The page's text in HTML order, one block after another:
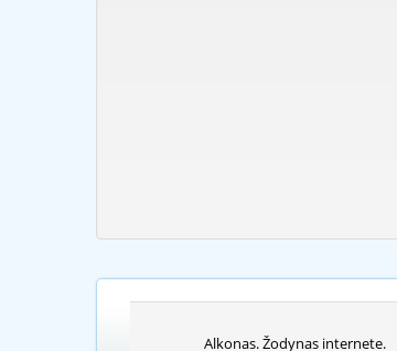
Alkonas. Žodynas internete.